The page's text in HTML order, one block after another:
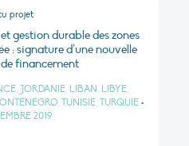
projet
gestion durable des zones
: signature d’une nouvelle
financement
JORDANIE, LIBAN, LIBYE,
TUNISIE, TURQUIE •
2019